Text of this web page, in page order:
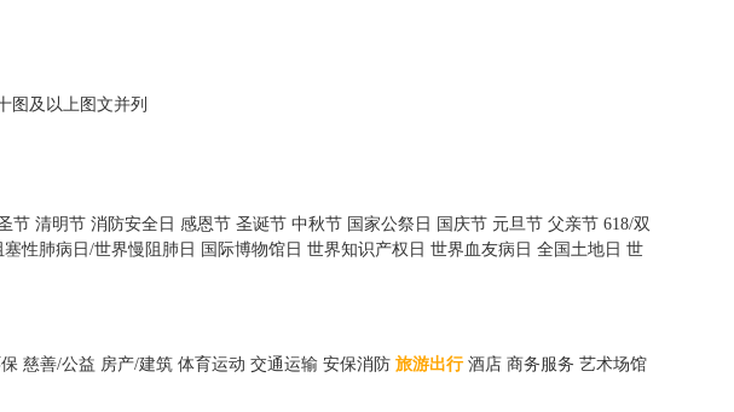
图及以上图文并列
节 清明节 消防安全日 感恩节 圣诞节 中秋节 国家公祭日 国庆节 元旦节 父亲节 618/双
性肺病日/世界慢阻肺日 国际博物馆日 世界知识产权日 世界血友病日 全国土地日 世
慈善/公益 房产/建筑 体育运动 交通运输 安保消防 旅游出行 酒店 商务服务 艺术场馆